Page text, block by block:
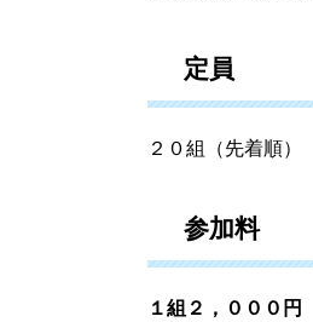
定員
２０組（先着順）
参加料
１組２，０００円